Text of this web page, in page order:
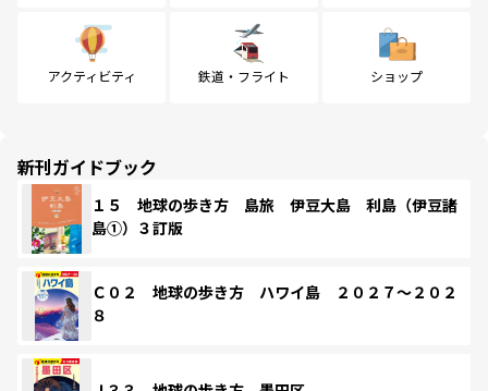
アクティビティ 鉄道・フライト ショップ
新刊ガイドブック
１５ 地球の歩き方 島旅 伊豆大島 利島（伊豆諸
島①）３訂版
Ｃ０２ 地球の歩き方 ハワイ島 ２０２７～２０２
８